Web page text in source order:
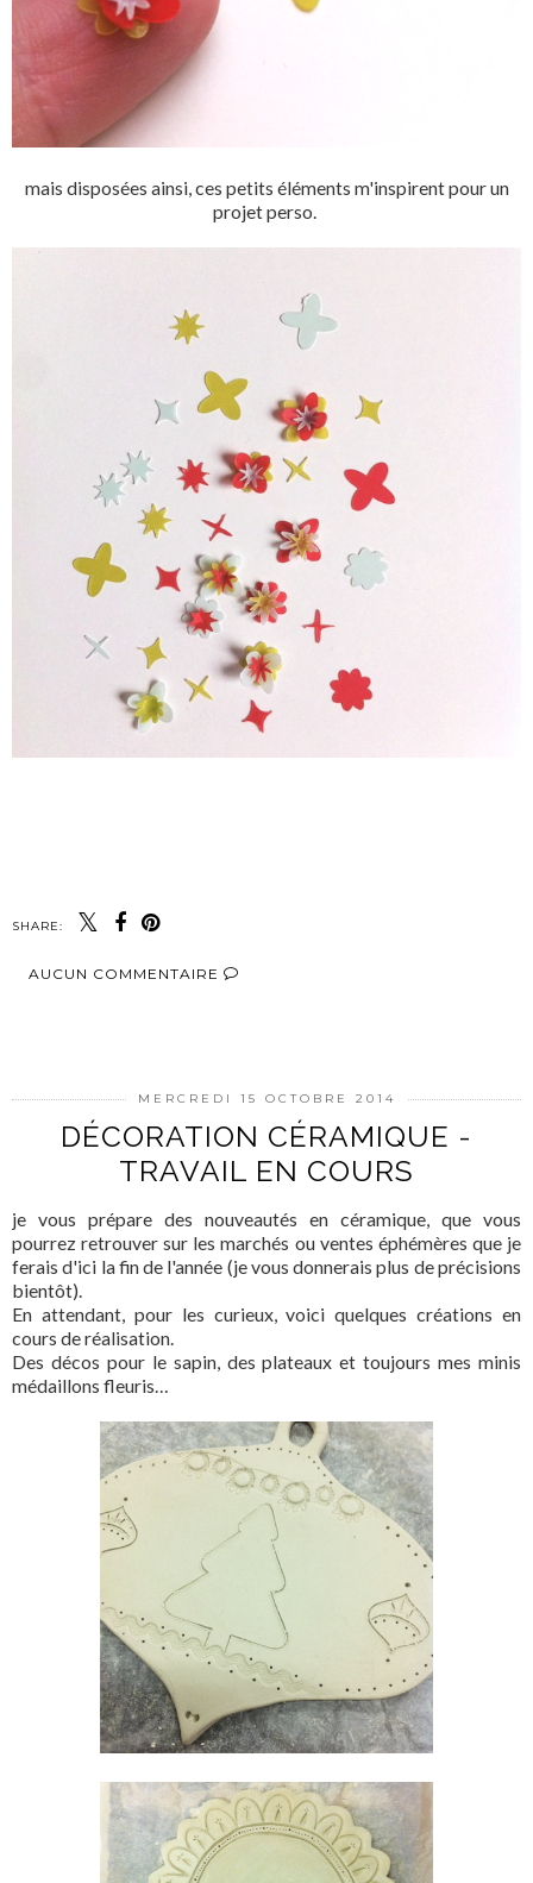
mais disposées ainsi, ces petits éléments m'inspirent pour un
projet perso.
SHARE:
AUCUN COMMENTAIRE
MERCREDI 15 OCTOBRE 2014
DÉCORATION CÉRAMIQUE -
TRAVAIL EN COURS
je vous prépare des nouveautés en céramique, que vous
pourrez retrouver sur les marchés ou ventes éphémères que je
ferais d'ici la fin de l'année (je vous donnerais plus de précisions
bientôt).
En attendant, pour les curieux, voici quelques créations en
cours de réalisation.
Des décos pour le sapin, des plateaux et toujours mes minis
médaillons fleuris…